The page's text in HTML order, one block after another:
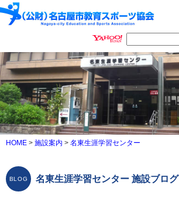
HOME > 施設案内 > 名東生涯学習センター
名東生涯学習センター 施設ブログ